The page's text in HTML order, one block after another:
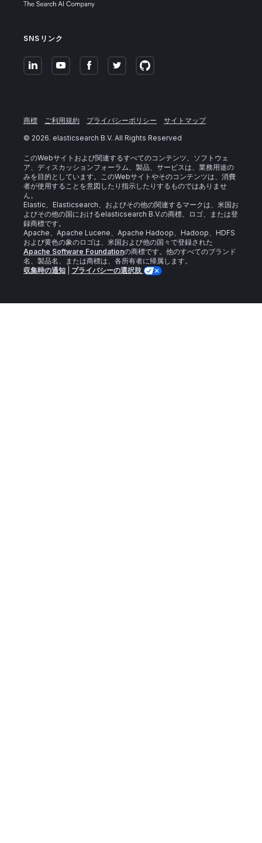
SNSリンク
商標 ご利用規約 プライバシーポリシー
サイトマップ
© 2026. elasticsearch B.V. All Rights Reserved
このWebサイトおよび関連するすべてのコンテンツ、ソフトウェ
ア、ディスカッションフォーラム、製品、サービスは、業務用途の
みを目的としています。このWebサイトやそのコンテンツは、消費
者が使用することを意図したり指示したりするものではありませ
ん。
Elastic、Elasticsearch、およびその他の関連するマークは、米国お
よびその他の国におけるelasticsearch B.V.の商標、ロゴ、または登
録商標です。
Apache、Apache Lucene、Apache Hadoop、Hadoop、HDFS
および黄色の象のロゴは、米国および他の国々で登録された
Apache Software Foundationの商標です。他のすべてのブランド
名、製品名、または商標は、各所有者に帰属します。
収集時の通知
プライバシーの選択肢